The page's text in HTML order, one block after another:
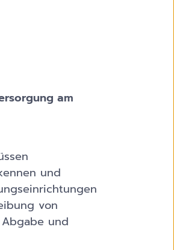
am
und
von
und